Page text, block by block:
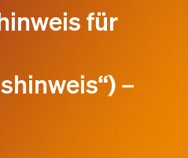
für
–